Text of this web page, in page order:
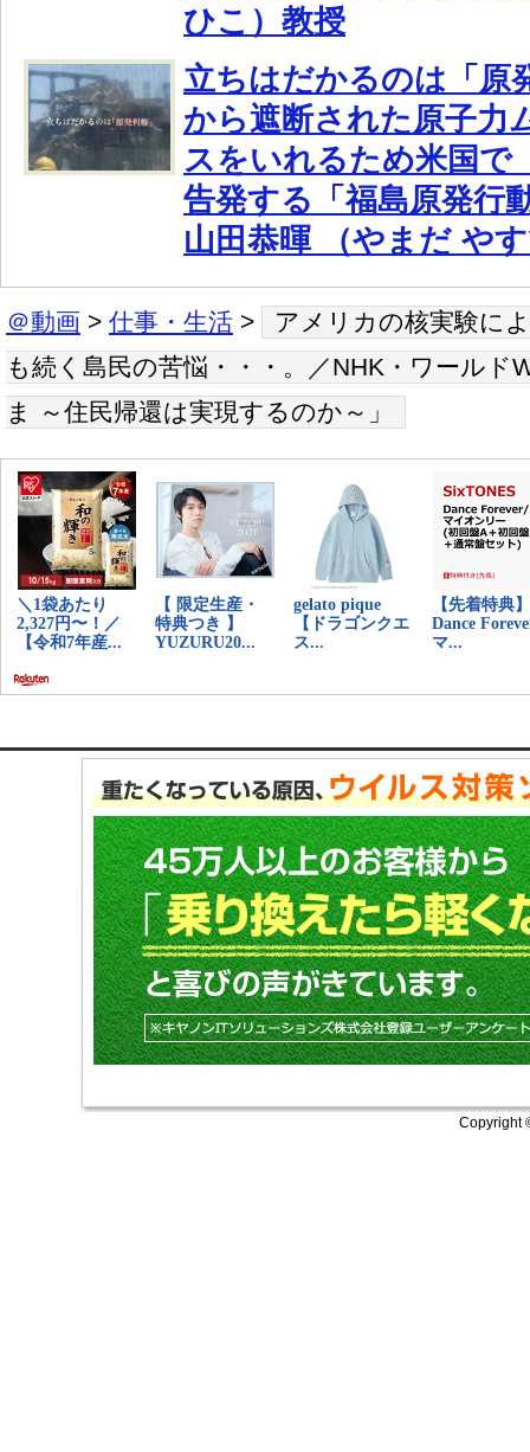
ひこ）教授
立ちはだかるのは「原
から遮断された原子力
スをいれるため米国で
告発する「福島原発行
山田恭暉 （やまだ や
＠動画 > 仕事・生活 >
アメリカの核実験に
も続く島民の苦悩・・・。／NHK・ワールド
ま ～住民帰還は実現するのか～」
Copyright